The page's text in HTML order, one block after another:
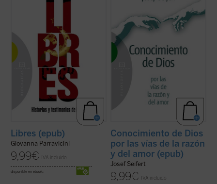
la vuelve digna de su nombre.
Libres (epub)
Giovanna Parravicini
9,99€ IVA incluido
disponible en ebook:
realidad de Dios? El sentido o el sinsentido,
humanas tienen que ver con estas ...
(ver
Conocimiento de Dios
por las vías de la razón
y del amor (epub)
Josef Seifert
9,99€ IVA incluido